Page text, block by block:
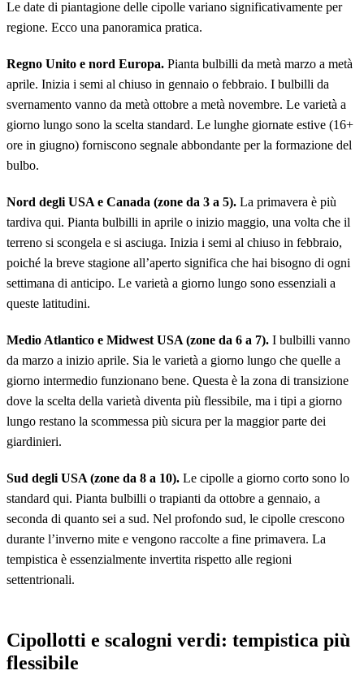
Le date di piantagione delle cipolle variano significativamente per
regione. Ecco una panoramica pratica.
Regno Unito e nord Europa. Pianta bulbilli da metà marzo a metà
aprile. Inizia i semi al chiuso in gennaio o febbraio. I bulbilli da
svernamento vanno da metà ottobre a metà novembre. Le varietà a
giorno lungo sono la scelta standard. Le lunghe giornate estive (16+
ore in giugno) forniscono segnale abbondante per la formazione del
bulbo.
Nord degli USA e Canada (zone da 3 a 5). La primavera è più
tardiva qui. Pianta bulbilli in aprile o inizio maggio, una volta che il
terreno si scongela e si asciuga. Inizia i semi al chiuso in febbraio,
poiché la breve stagione all’aperto significa che hai bisogno di ogni
settimana di anticipo. Le varietà a giorno lungo sono essenziali a
queste latitudini.
Medio Atlantico e Midwest USA (zone da 6 a 7). I bulbilli vanno
da marzo a inizio aprile. Sia le varietà a giorno lungo che quelle a
giorno intermedio funzionano bene. Questa è la zona di transizione
dove la scelta della varietà diventa più flessibile, ma i tipi a giorno
lungo restano la scommessa più sicura per la maggior parte dei
giardinieri.
Sud degli USA (zone da 8 a 10). Le cipolle a giorno corto sono lo
standard qui. Pianta bulbilli o trapianti da ottobre a gennaio, a
seconda di quanto sei a sud. Nel profondo sud, le cipolle crescono
durante l’inverno mite e vengono raccolte a fine primavera. La
tempistica è essenzialmente invertita rispetto alle regioni
settentrionali.
Cipollotti e scalogni verdi: tempistica più
flessibile